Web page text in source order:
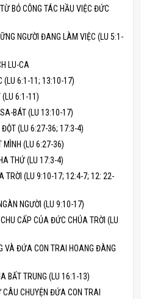
BỎ CÔNG TÁC HẦU VIỆC ĐỨC
NGƯỜI ĐANG LÀM VIỆC (LU 5:1-
LU-CA
(LU 6:1-11; 13:10-17)
(LU 6:1-11)
BÁT (LU 13:10-17)
(LU 6:27-36; 17:3-4)
MÌNH (LU 6:27-36)
THỨ (LU 17:3-4)
TRỜI (LU 9:10-17; 12:4-7; 12: 22-
NGƯỜI (LU 9:10-17)
CẤP CỦA ĐỨC CHÚA TRỜI (LU
VÀ ĐỨA CON TRAI HOANG ĐÀNG
BẤT TRUNG (LU 16:1-13)
CHUYỆN ĐỨA CON TRAI